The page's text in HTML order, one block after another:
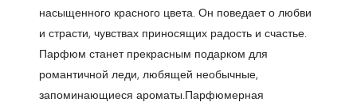
насыщенного красного цвета. Он поведает о любви
и страсти, чувствах приносящих радость и счастье.
Парфюм станет прекрасным подарком для
романтичной леди, любящей необычные,
запоминающиеся ароматы.Парфюмерная